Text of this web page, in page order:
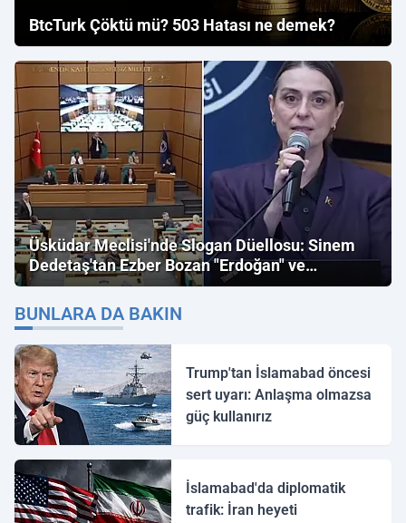
BtcTurk Çöktü mü? 503 Hatası ne demek?
Üsküdar Meclisi'nde Slogan Düellosu: Sinem
Dedetaş'tan Ezber Bozan "Erdoğan" ve
"İmamoğlu" Çıkışı!
BUNLARA DA BAKIN
Trump'tan İslamabad öncesi
sert uyarı: Anlaşma olmazsa
güç kullanırız
İslamabad'da diplomatik
trafik: İran heyeti